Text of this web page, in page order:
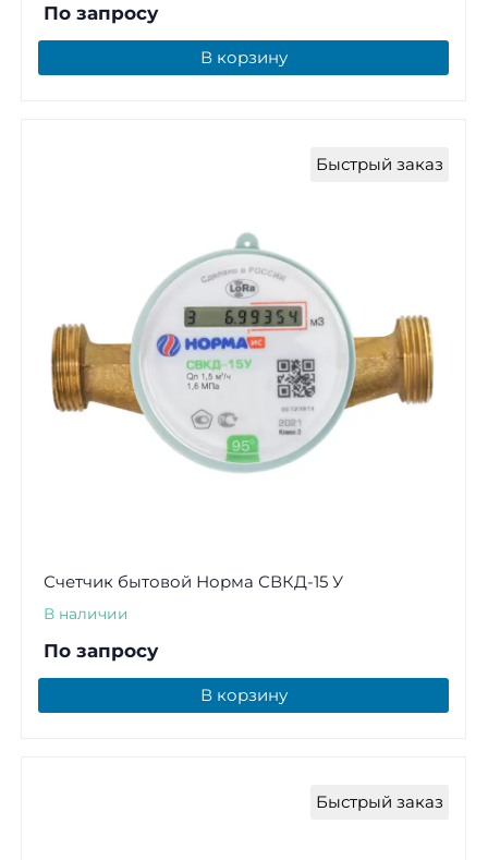
По запросу
В корзину
Быстрый заказ
Счетчик бытовой Норма СВКД-15 У
В наличии
По запросу
В корзину
Быстрый заказ